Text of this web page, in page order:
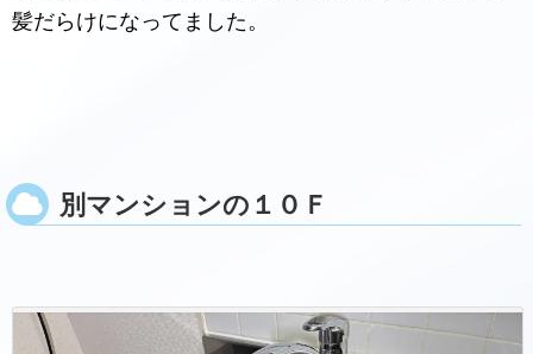
髪だらけになってました。
別マンションの１０Ｆ